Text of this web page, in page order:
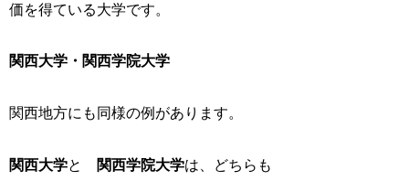
価を得ている大学です。
関西大学・関西学院大学
関西地方にも同様の例があります。
関西大学と 関西学院大学は、どちらも